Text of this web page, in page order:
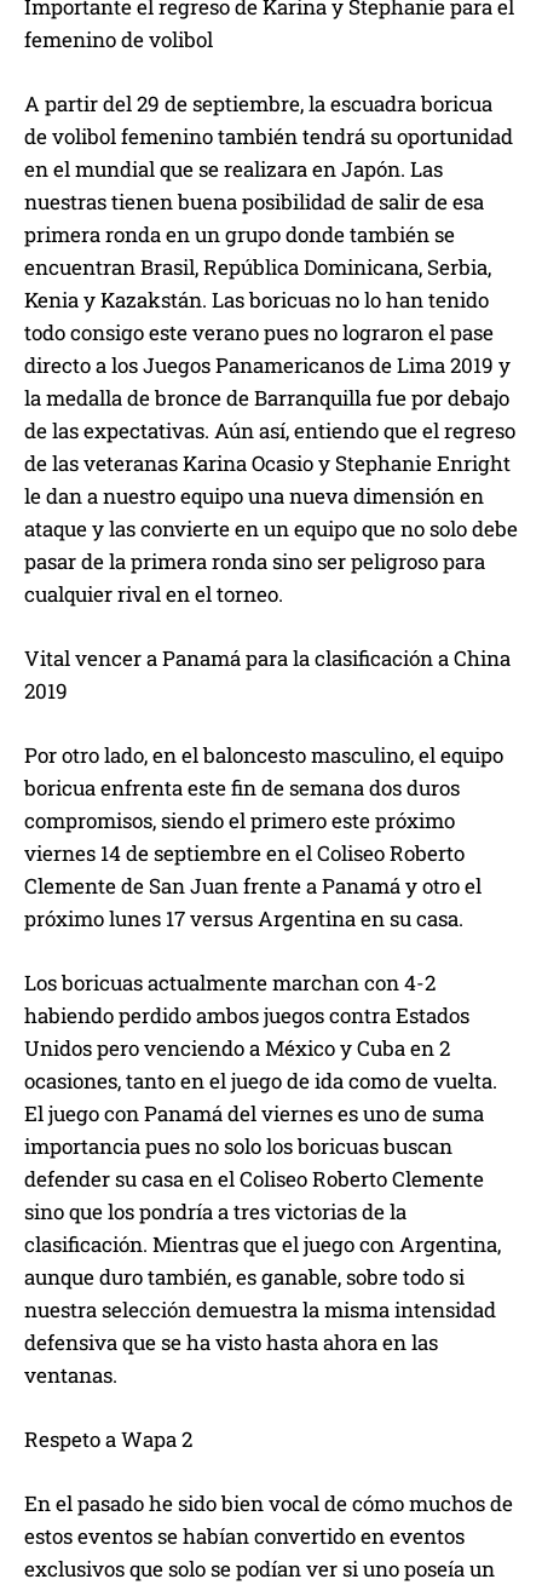
Importante el regreso de Karina y Stephanie para el
femenino de volibol
A partir del 29 de septiembre, la escuadra boricua
de volibol femenino también tendrá su oportunidad
en el mundial que se realizara en Japón. Las
nuestras tienen buena posibilidad de salir de esa
primera ronda en un grupo donde también se
encuentran Brasil, República Dominicana, Serbia,
Kenia y Kazakstán. Las boricuas no lo han tenido
todo consigo este verano pues no lograron el pase
directo a los Juegos Panamericanos de Lima 2019 y
la medalla de bronce de Barranquilla fue por debajo
de las expectativas. Aún así, entiendo que el regreso
de las veteranas Karina Ocasio y Stephanie Enright
le dan a nuestro equipo una nueva dimensión en
ataque y las convierte en un equipo que no solo debe
pasar de la primera ronda sino ser peligroso para
cualquier rival en el torneo.
Vital vencer a Panamá para la clasificación a China
2019
Por otro lado, en el baloncesto masculino, el equipo
boricua enfrenta este fin de semana dos duros
compromisos, siendo el primero este próximo
viernes 14 de septiembre en el Coliseo Roberto
Clemente de San Juan frente a Panamá y otro el
próximo lunes 17 versus Argentina en su casa.
Los boricuas actualmente marchan con 4-2
habiendo perdido ambos juegos contra Estados
Unidos pero venciendo a México y Cuba en 2
ocasiones, tanto en el juego de ida como de vuelta.
El juego con Panamá del viernes es uno de suma
importancia pues no solo los boricuas buscan
defender su casa en el Coliseo Roberto Clemente
sino que los pondría a tres victorias de la
clasificación. Mientras que el juego con Argentina,
aunque duro también, es ganable, sobre todo si
nuestra selección demuestra la misma intensidad
defensiva que se ha visto hasta ahora en las
ventanas.
Respeto a Wapa 2
En el pasado he sido bien vocal de cómo muchos de
estos eventos se habían convertido en eventos
exclusivos que solo se podían ver si uno poseía un